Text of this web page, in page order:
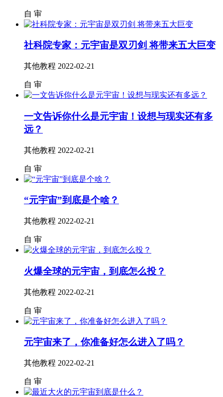
自 审
社科院专家：元宇宙是双刃剑 将带来五大巨变
其他教程 2022-02-21
自 审
一文告诉你什么是元宇宙！设想与现实还有多
远？
其他教程 2022-02-21
自 审
“元宇宙”到底是个啥？
其他教程 2022-02-21
自 审
火爆全球的元宇宙，到底怎么投？
其他教程 2022-02-21
自 审
元宇宙来了，你准备好怎么进入了吗？
其他教程 2022-02-21
自 审